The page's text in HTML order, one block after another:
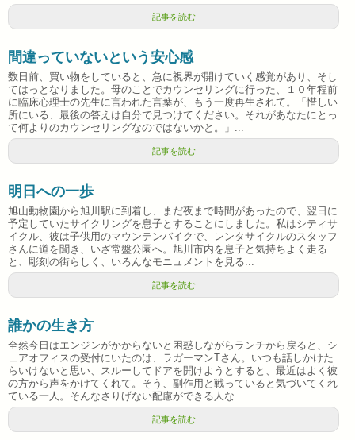
記事を読む
間違っていないという安心感
数日前、買い物をしていると、急に視界が開けていく感覚があり、そし
てはっとなりました。母のことでカウンセリングに行った、１０年程前
に臨床心理士の先生に言われた言葉が、もう一度再生されて。「惜しい
所にいる、最後の答えは自分で見つけてください。それがあなたにとっ
て何よりのカウンセリングなのではないかと。」...
記事を読む
明日への一歩
旭山動物園から旭川駅に到着し、まだ夜まで時間があったので、翌日に
予定していたサイクリングを息子とすることにしました。私はシティサ
イクル、彼は子供用のマウンテンバイクで、レンタサイクルのスタッフ
さんに道を聞き、いざ常盤公園へ。旭川市内を息子と気持ちよく走る
と、彫刻の街らしく、いろんなモニュメントを見る...
記事を読む
誰かの生き方
全然今日はエンジンがかからないと困惑しながらランチから戻ると、シ
ェアオフィスの受付にいたのは、ラガーマンTさん。いつも話しかけた
らいけないと思い、スルーしてドアを開けようとすると、最近はよく彼
の方から声をかけてくれて。そう、副作用と戦っていると気づいてくれ
ている一人。そんなさりげない配慮ができる人な...
記事を読む